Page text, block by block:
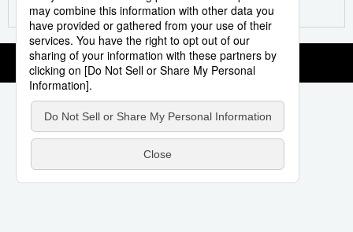
Le japonais
En plus
Données
Séries